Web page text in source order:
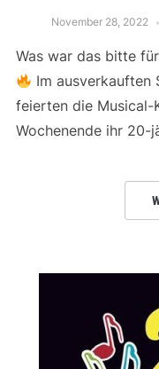
November 28, 2022
Was war das bitte
Im ausverkauften
feierten die Musical-
Wochenende ihr 20-